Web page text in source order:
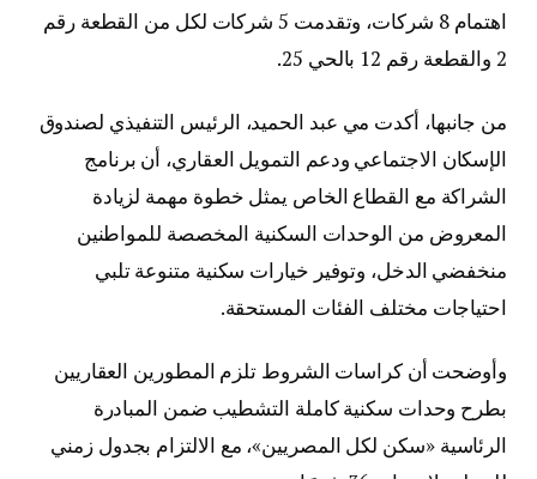
اهتمام 8 شركات، وتقدمت 5 شركات لكل من القطعة رقم
2 والقطعة رقم 12 بالحي 25.
من جانبها، أكدت مي عبد الحميد، الرئيس التنفيذي لصندوق
الإسكان الاجتماعي ودعم التمويل العقاري، أن برنامج
الشراكة مع القطاع الخاص يمثل خطوة مهمة لزيادة
المعروض من الوحدات السكنية المخصصة للمواطنين
منخفضي الدخل، وتوفير خيارات سكنية متنوعة تلبي
احتياجات مختلف الفئات المستحقة.
وأوضحت أن كراسات الشروط تلزم المطورين العقاريين
بطرح وحدات سكنية كاملة التشطيب ضمن المبادرة
الرئاسية «سكن لكل المصريين»، مع الالتزام بجدول زمني